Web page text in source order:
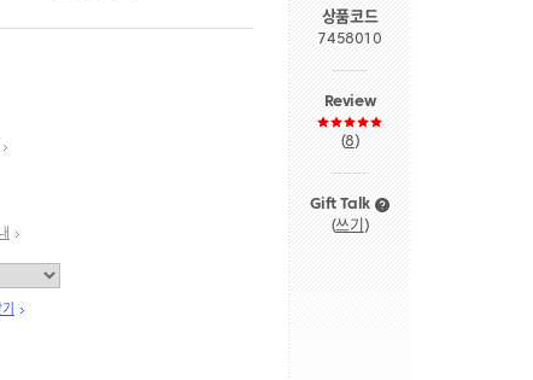
상품코드
7458010
Review
(8)
Gift Talk
(쓰기 )